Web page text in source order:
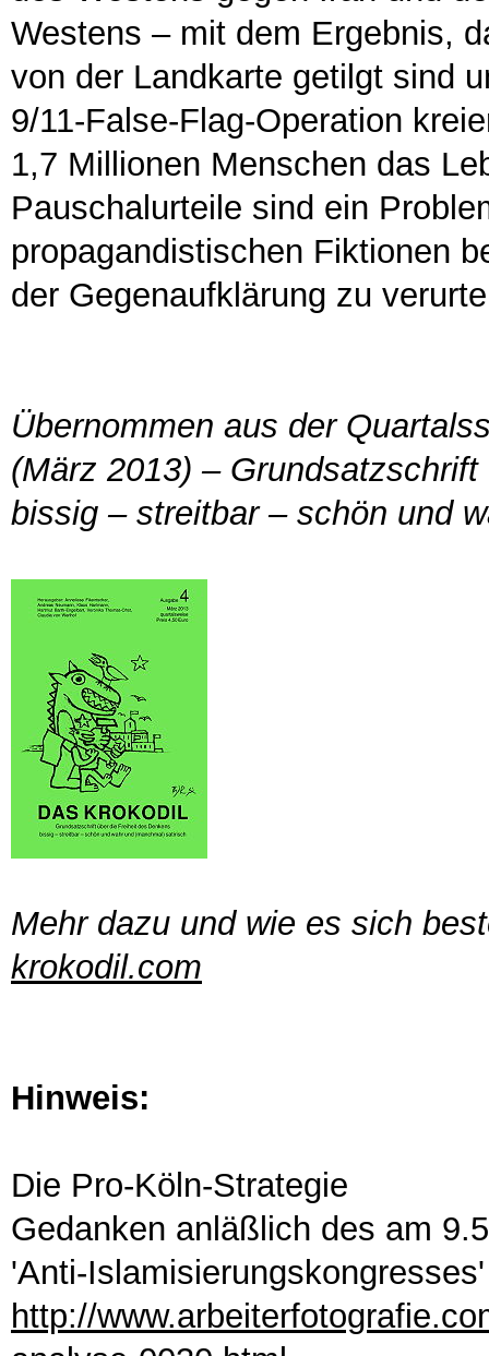
Westens – mit dem Ergebnis,
von der Landkarte getilgt sind
9/11-False-Flag-Operation
1,7 Millionen Menschen das
Pauschalurteile sind ein
propagandistischen Fiktionen
der Gegenaufklärung zu
Übernommen aus der
(März 2013) –
bissig – streitbar – schön und
Mehr dazu und wie es sich
krokodil.com
Hinweis:
Die Pro-Köln-Strategie
Gedanken anläßlich des am
'Anti-Islamisierungskongresses'
http://